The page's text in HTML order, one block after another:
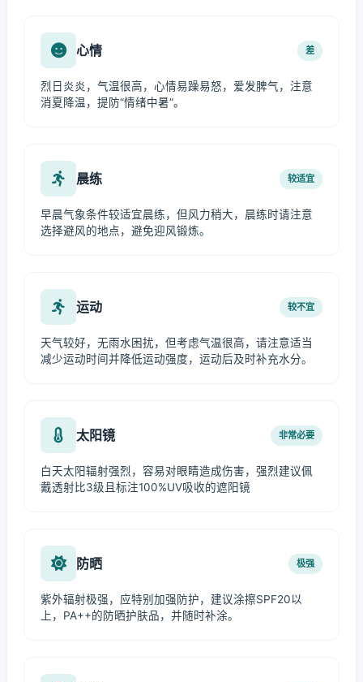
心情 差
烈日炎炎，气温很高，心情易躁易怒，爱发脾气，注意
消夏降温，提防“情绪中暑”。
晨练 较适宜
早晨气象条件较适宜晨练，但风力稍大，晨练时请注意
选择避风的地点，避免迎风锻炼。
运动 较不宜
天气较好，无雨水困扰，但考虑气温很高，请注意适当
减少运动时间并降低运动强度，运动后及时补充水分。
太阳镜 非常必要
白天太阳辐射强烈，容易对眼睛造成伤害，强烈建议佩
戴透射比3级且标注100%UV吸收的遮阳镜
防晒 极强
紫外辐射极强，应特别加强防护，建议涂擦SPF20以
上，PA++的防晒护肤品，并随时补涂。